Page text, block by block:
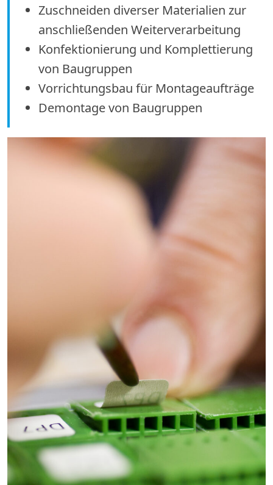
Zuschneiden diverser Materialien zur
anschließenden Weiterverarbeitung
Konfektionierung und Komplettierung
von Baugruppen
Vorrichtungsbau für Montageaufträge
Demontage von Baugruppen